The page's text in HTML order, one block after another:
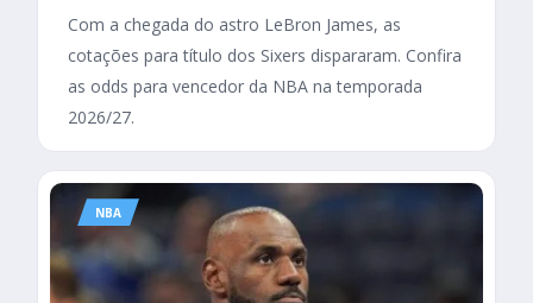
Com a chegada do astro LeBron James, as
cotações para título dos Sixers dispararam. Confira
as odds para vencedor da NBA na temporada
2026/27.
NBA